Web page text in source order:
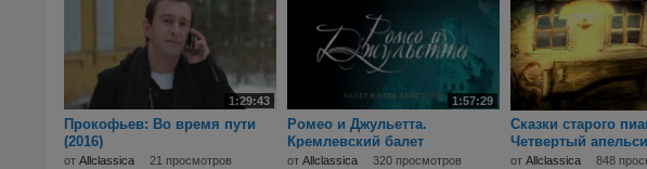
1:29:43
Прокофьев: Во время пути
(2016)
от Allclassica
21 просмотров
1:57:29
Ромео и Джульетта.
Кремлевский балет
от Allclassica
320 просмотров
Сказки старого
Четвертый
от Allclassica
848